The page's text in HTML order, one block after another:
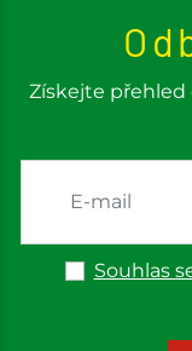
Získejte přehled
Souhlas